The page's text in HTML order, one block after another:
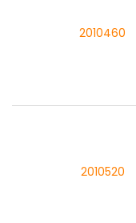
2010460
2010520